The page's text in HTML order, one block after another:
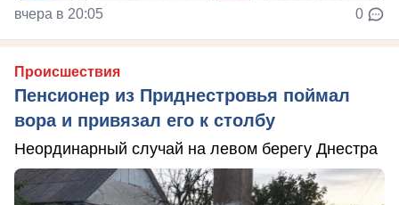
вчера в 20:05 0
Происшествия
Пенсионер из Приднестровья поймал
вора и привязал его к столбу
Неординарный случай на левом берегу Днестра